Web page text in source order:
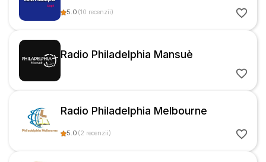
5.0 (10 recenzii)
Radio Philadelphia Mansuè
Radio Philadelphia Melbourne
5.0 (2 recenzii)